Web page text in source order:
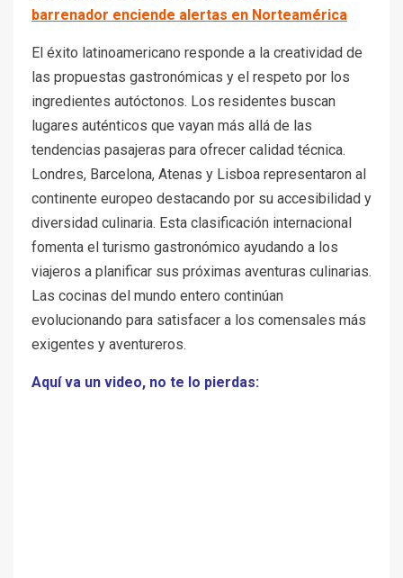
barrenador enciende alertas en Norteamérica
El éxito latinoamericano responde a la creatividad de
las propuestas gastronómicas y el respeto por los
ingredientes autóctonos. Los residentes buscan
lugares auténticos que vayan más allá de las
tendencias pasajeras para ofrecer calidad técnica.
Londres, Barcelona, Atenas y Lisboa representaron al
continente europeo destacando por su accesibilidad y
diversidad culinaria. Esta clasificación internacional
fomenta el turismo gastronómico ayudando a los
viajeros a planificar sus próximas aventuras culinarias.
Las cocinas del mundo entero continúan
evolucionando para satisfacer a los comensales más
exigentes y aventureros.
Aquí va un video, no te lo pierdas: